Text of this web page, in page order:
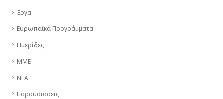
Έργα
Ευρωπαϊκά Προγράμματα
Ημερίδες
ΜΜΕ
ΝΕΑ
Παρουσιάσεις